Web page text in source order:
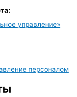
управление»
персоналом